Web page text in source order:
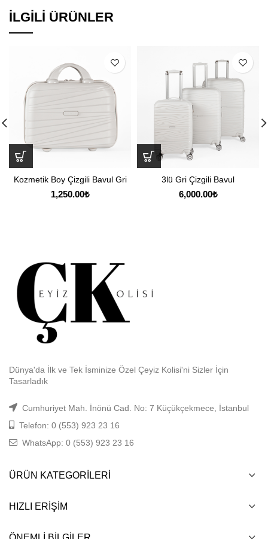
İLGILI ÜRÜNLER
Kozmetik Boy Çizgili Bavul Gri
1,250.00₺
3lü Gri Çizgili Bavul
6,000.00₺
Dünya'da İlk ve Tek İsminize Özel Çeyiz Kolisi'ni Sizler İçin
Tasarladık
Cumhuriyet Mah. İnönü Cad. No: 7 Küçükçekmece, İstanbul
Telefon: 0 (553) 923 23 16
WhatsApp: 0 (553) 923 23 16
ÜRÜN KATEGORILERI
HIZLI ERIŞIM